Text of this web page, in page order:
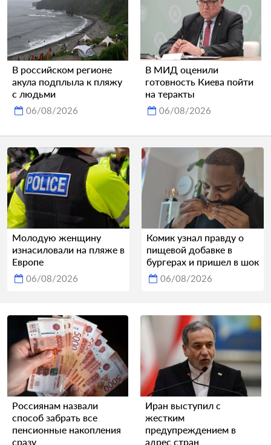
В российском регионе
акула подплыла к пляжу
с людьми
06/08/2026
В МИД оценили
готовность Киева пойти
на теракты
06/08/2026
Молодую женщину
изнасиловали на пляже в
Европе
06/08/2026
Комик узнал правду о
пищевой добавке в
бургерах и пришел в шок
06/08/2026
Россиянам назвали
способ забрать все
пенсионные накопления
сразу
Иран выступил с
жестким
предупреждением в
адрес стран